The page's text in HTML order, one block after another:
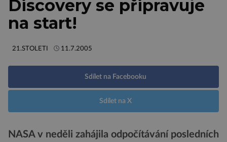
Discovery se připravuje
na start!
21.STOLETI 11.7.2005
Sdílet na Facebooku
Sdílet na X
NASA v neděli zahájila odpočítávání posledních